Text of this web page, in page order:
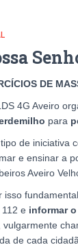
DE
4G Aveiro
para
de iniciativa
e ensinar a
Aveiro
isso
112 e informar
vulgarmente
de cada